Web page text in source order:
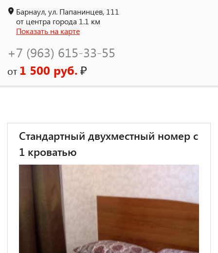
Барнаул, ул. Папанинцев, 111
от центра города 1.1 км
Показать на карте
+7 (963) 615-33-55
от 1 500 руб.₽
Стандартный двухместный номер с
1 кроватью